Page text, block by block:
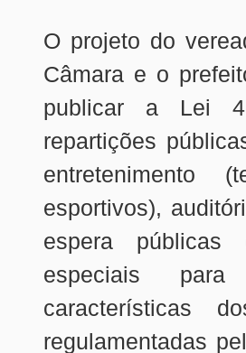
O projeto do
Câmara e o
publicar a Lei
repartições
entretenimento
esportivos),
espera públicas
especiais
características
regulamentadas